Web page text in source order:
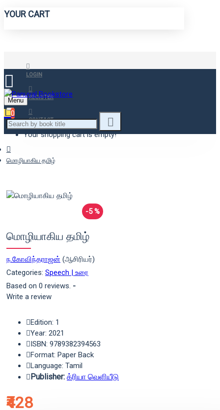
YOUR CART
LOGIN
REGISTER
CONTACT
Menu
0
Your shopping cart is empty!
மொழியாகிய தமிழ்
-5 %
மொழியாகிய தமிழ்
ந.கோவிந்தராஜன் (ஆசிரியர்)
Categories: Speech | உரை
Based on 0 reviews. -
Write a review
₹428
Edition: 1
Year: 2021
ISBN: 9789382394563
Format: Paper Back
Language: Tamil
Publisher: க்ரியா வெளியீடு